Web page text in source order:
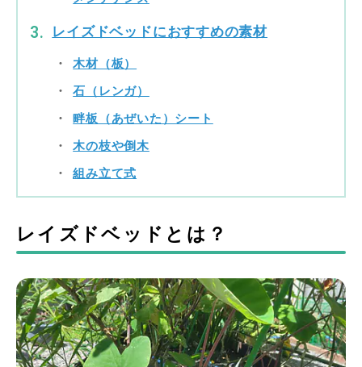
レイズドベッドにおすすめの素材
木材（板）
石（レンガ）
畔板（あぜいた）シート
木の枝や倒木
組み立て式
レイズドベッドとは？